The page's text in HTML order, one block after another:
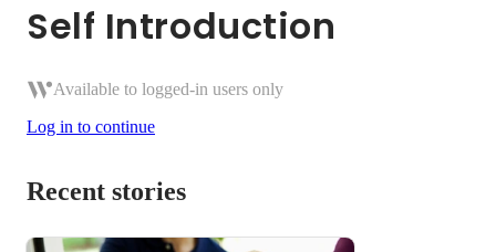
Self Introduction
Available to logged-in users only
Log in to continue
Recent stories